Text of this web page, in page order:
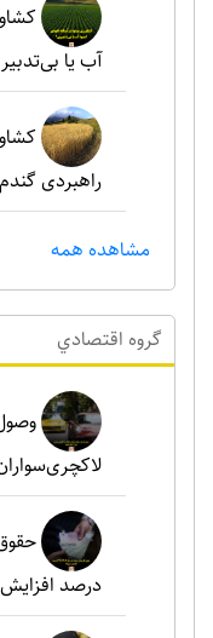
آب یا
راهبردی گندم
مشاهده همه
گروه اقتصادي
لاکچری‌سواران طی ۴
درصد